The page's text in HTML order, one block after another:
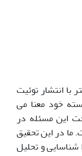
با انتشار توئیت
خود معنا می
این مسئله در
ریاست جمهوری سال 1396 است. ما در این تحقیق
و تحلیل